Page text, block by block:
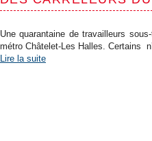
Une quarantaine de travailleurs
métro Châtelet-Les Halles. Certains
Lire la suite